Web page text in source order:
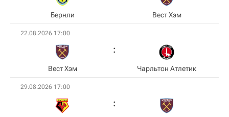
Бернли Вест Хэм
22.08.2026 17:00
Вест Хэм Чарльтон Атлетик
29.08.2026 17:00